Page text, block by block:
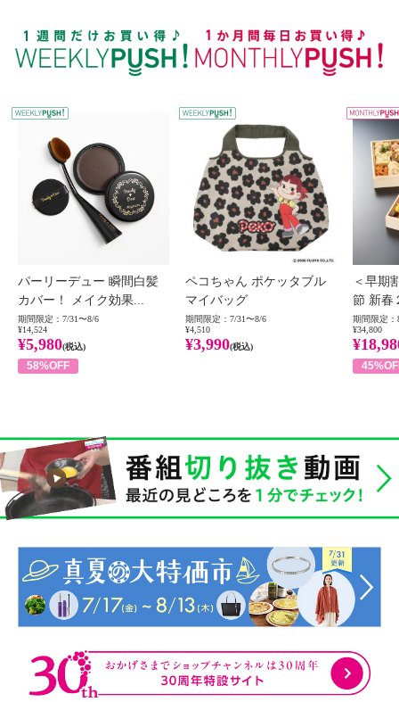
WEEKLY PUSH
パーリーデュー 瞬間白髪
カバー！ メイク効果...
期間限定：7/31〜8/6
¥14,524
¥5,980(税込)
58%OFF
ペコちゃん ポケッタブル
マイバッグ
期間限定：7/31〜8/6
¥4,510
¥3,990(税込)
＜早期
節 新春
期間限定：
¥34,800